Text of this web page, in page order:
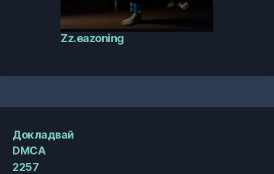
Zz.eazoning
Докладвай
DMCA
2257